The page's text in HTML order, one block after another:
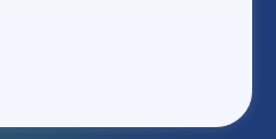
2026- EPL Limited